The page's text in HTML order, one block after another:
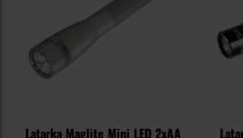
Latarka Maglite Mini LED 2xAA